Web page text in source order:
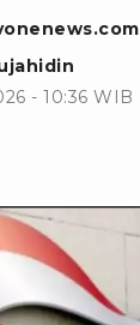
- 10:36 WIB